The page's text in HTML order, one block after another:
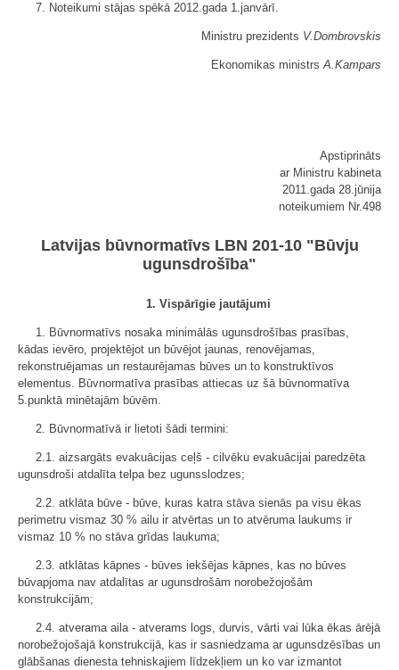
7. Noteikumi stājas spēkā 2012.gada 1.janvārī.
Ministru prezidents V.Dombrovskis
Ekonomikas ministrsA.Kampars
Apstiprināts
ar Ministru kabineta
2011.gada 28.jūnija
noteikumiem Nr.498
Latvijas būvnormatīvs LBN 201-10 "Būvju
ugunsdrošība"
1. Vispārīgie jautājumi
1. Būvnormatīvs nosaka minimālās ugunsdrošības prasības,
kādas ievēro, projektējot un būvējot jaunas, renovējamas,
rekonstruējamas un restaurējamas būves un to konstruktīvos
elementus. Būvnormatīva prasības attiecas uz šā būvnormatīva
5.punktā minētajām būvēm.
2. Būvnormatīvā ir lietoti šādi termini:
2.1. aizsargāts evakuācijas ceļš - cilvēku evakuācijai paredzēta
ugunsdroši atdalīta telpa bez ugunsslodzes;
2.2. atklāta būve - būve, kuras katra stāva sienās pa visu ēkas
perimetru vismaz 30 % ailu ir atvērtas un to atvēruma laukums ir
vismaz 10 % no stāva grīdas laukuma;
2.3. atklātas kāpnes - būves iekšējas kāpnes, kas no būves
būvapjoma nav atdalītas ar ugunsdrošām norobežojošām
konstrukcijām;
2.4. atverama aila - atverams logs, durvis, vārti vai lūka ēkas ārējā
norobežojošajā konstrukcijā, kas ir sasniedzama ar ugunsdzēsības un
glābšanas dienesta tehniskajiem līdzekļiem un ko var izmantot